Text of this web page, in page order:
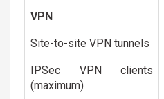
VPN
Site-to-site VPN tunnels
IPSec VPN clients
(maximum)